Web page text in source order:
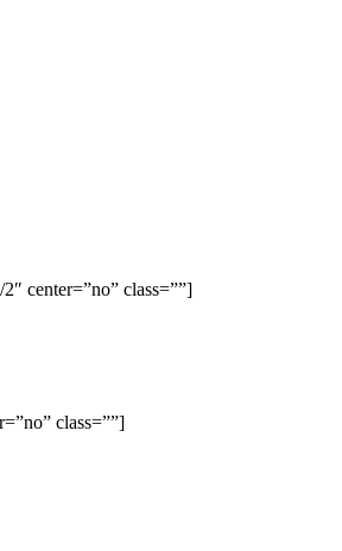
center=”no” class=””]
class=””]